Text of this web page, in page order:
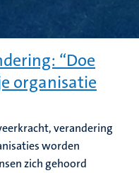
“Doe
organisatie
verandering
worden
zich gehoord